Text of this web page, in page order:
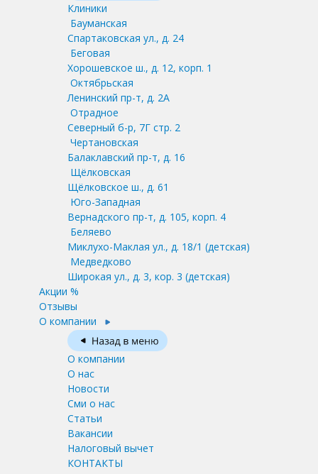
Клиники
Бауманская
Спартаковская ул., д. 24
Беговая
Хорошевское ш., д. 12, корп. 1
Октябрьская
Ленинский пр-т, д. 2А
Отрадное
Северный б-р, 7Г стр. 2
Чертановская
Балаклавский пр-т, д. 16
Щёлковская
Щёлковское ш., д. 61
Юго-Западная
Вернадского пр-т, д. 105, корп. 4
Беляево
Миклухо-Маклая ул., д. 18/1 (детская)
Медведково
Широкая ул., д. 3, кор. 3 (детская)
Акции %
Отзывы
О компании
О компании
О нас
Новости
Сми о нас
Статьи
Вакансии
Налоговый вычет
КОНТАКТЫ